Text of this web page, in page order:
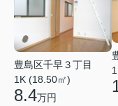
豊島区千早３丁目
1K (18.50㎡)
8.4万円